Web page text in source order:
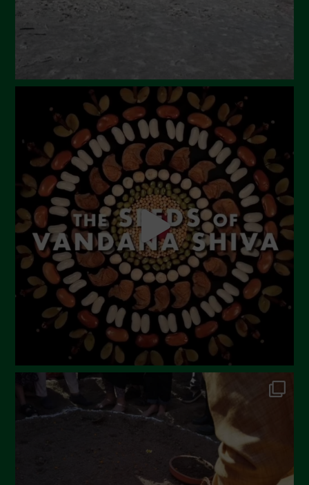
Febbraio 2024
Ottobre 2023
Settembre 2023
Agosto 2023
Luglio 2023
Giugno 2023
Maggio 2023
Aprile 2023
Marzo 2023
Febbraio 2023
Dicembre 2022
Novembre 2022
Ottobre 2022
Settembre 2022